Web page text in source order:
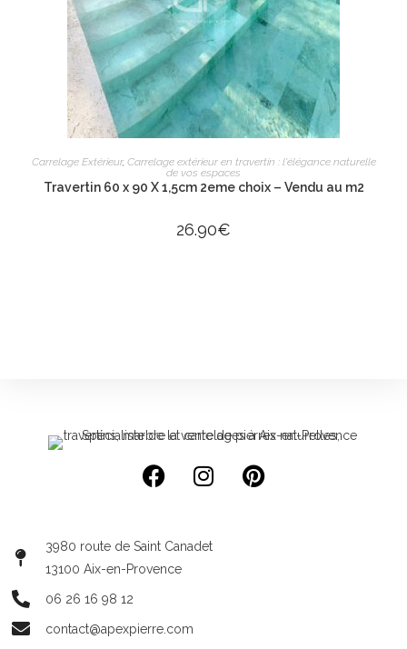
AJOUTER AU PANIER
Carrelage Extérieur, Carrelage extérieur en travertin : l'élégance naturelle
de vos espaces
Travertin 60 x 90 X 1,5cm 2eme choix – Vendu au m2
26.90€
3980 route de Saint Canadet
13100 Aix-en-Provence
06 26 16 98 12
contact@apexpierre.com